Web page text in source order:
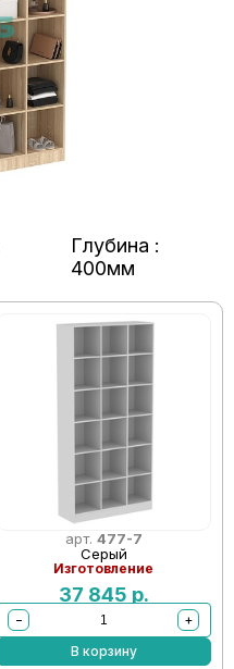
Глубина :
400мм
арт. 477-7
Серый
Изготовление
37 845 р.
−
+
В корзину